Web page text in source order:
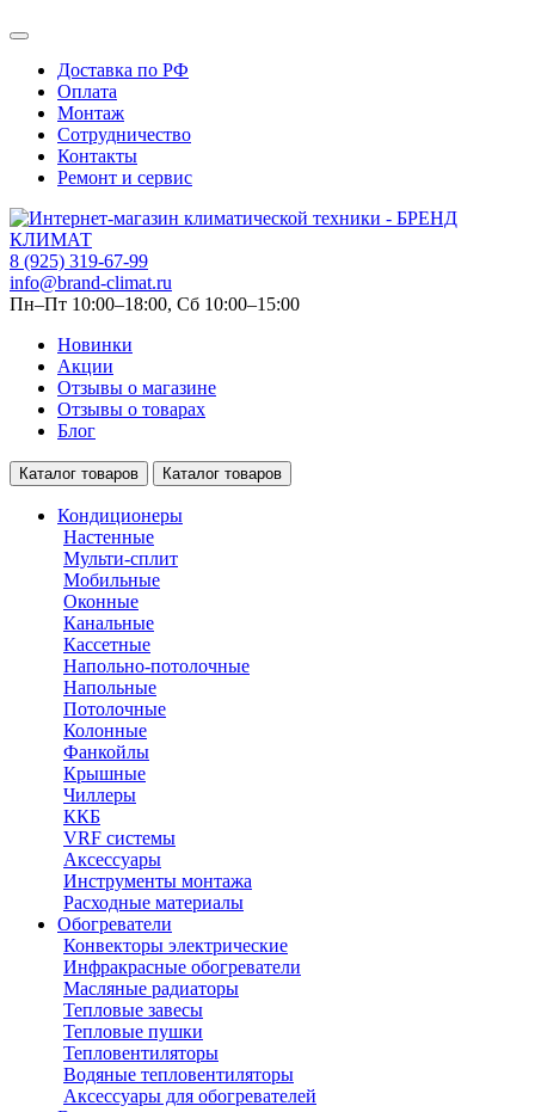
Доставка по РФ
Оплата
Монтаж
Сотрудничество
Контакты
Ремонт и сервис
8 (925) 319-67-99
info@brand-climat.ru
Пн–Пт 10:00–18:00, Сб 10:00–15:00
Новинки
Акции
Отзывы о магазине
Отзывы о товарах
Блог
Каталог товаров Каталог товаров
Кондиционеры
Настенные
Мульти-сплит
Мобильные
Оконные
Канальные
Кассетные
Напольно-потолочные
Напольные
Потолочные
Колонные
Фанкойлы
Крышные
Чиллеры
ККБ
VRF системы
Аксессуары
Инструменты монтажа
Расходные материалы
Обогреватели
Конвекторы электрические
Инфракрасные обогреватели
Масляные радиаторы
Тепловые завесы
Тепловые пушки
Тепловентиляторы
Водяные тепловентиляторы
Аксессуары для обогревателей